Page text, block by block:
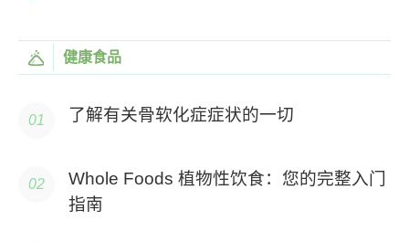
健康食品
了解有关骨软化症症状的一切
Whole Foods 植物性饮食：您的完整入门
指南